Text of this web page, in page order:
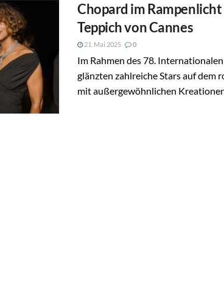
Chopard im
Teppich von Cannes
21. Mai 2025 0
Im Rahmen des 78.
glänzten zahlreiche Stars auf dem
mit außergewöhnlichen